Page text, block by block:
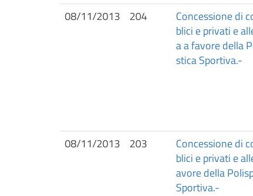
08/11/2013
204
Concessione di
blici e privati e
a a favore della
stica Sportiva.-
08/11/2013
203
Concessione di
blici e privati e
avore della
Sportiva.-